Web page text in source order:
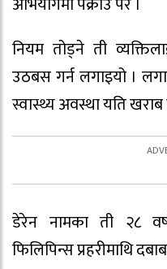
नियम तोड्ने ती
उठबस गर्न लगाइयो ।
स्वास्थ्य अवस्था यति
डेरेन नामका ती २८
फिलिपिन्स प्रहरीमाथि